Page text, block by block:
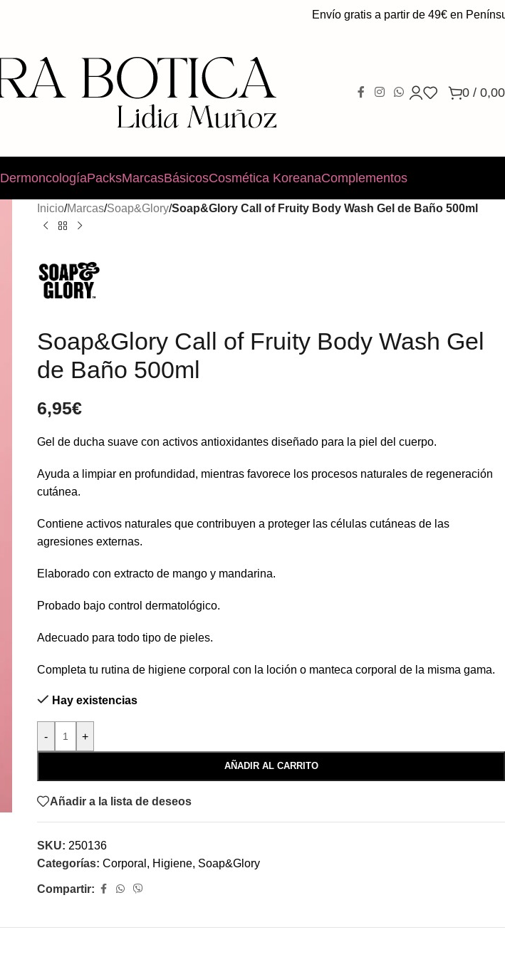
Envío gratis a partir de 49€ en Península.
0 / 0,00
DermoncologíaPacksMarcasBásicosCosmética KoreanaComplementos
Inicio/Marcas/Soap&Glory/Soap&Glory Call of Fruity Body Wash Gel de Baño 500ml
Soap&Glory Call of Fruity Body Wash Gel
de Baño 500ml
6,95€
Gel de ducha suave con activos antioxidantes diseñado para la piel del cuerpo.
Ayuda a limpiar en profundidad, mientras favorece los procesos naturales de regeneración
cutánea.
Contiene activos naturales que contribuyen a proteger las células cutáneas de las
agresiones externas.
Elaborado con extracto de mango y mandarina.
Probado bajo control dermatológico.
Adecuado para todo tipo de pieles.
Completa tu rutina de higiene corporal con la loción o manteca corporal de la misma gama.
Hay existencias
- +
AÑADIR AL CARRITO
Añadir a la lista de deseos
SKU: 250136
Categorías: Corporal , Higiene, Soap&Glory
Compartir: